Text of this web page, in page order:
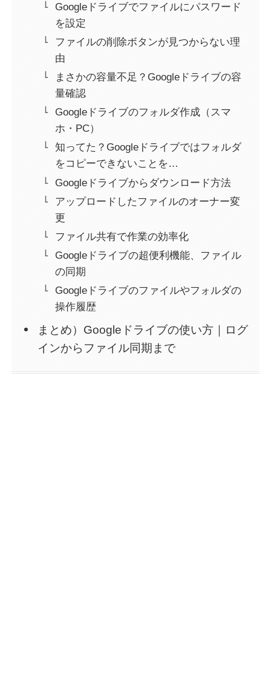
Googleドライブでファイルにパスワード
を設定
ファイルの削除ボタンが見つからない理
由
まさかの容量不足？Googleドライブの容
量確認
Googleドライブのフォルダ作成（スマ
ホ・PC）
知ってた？Googleドライブではフォルダ
をコピーできないことを…
Googleドライブからダウンロード方法
アップロードしたファイルのオーナー変
更
ファイル共有で作業の効率化
Googleドライブの超便利機能、ファイル
の同期
Googleドライブのファイルやフォルダの
操作履歴
まとめ）Googleドライブの使い方｜ログ
インからファイル同期まで